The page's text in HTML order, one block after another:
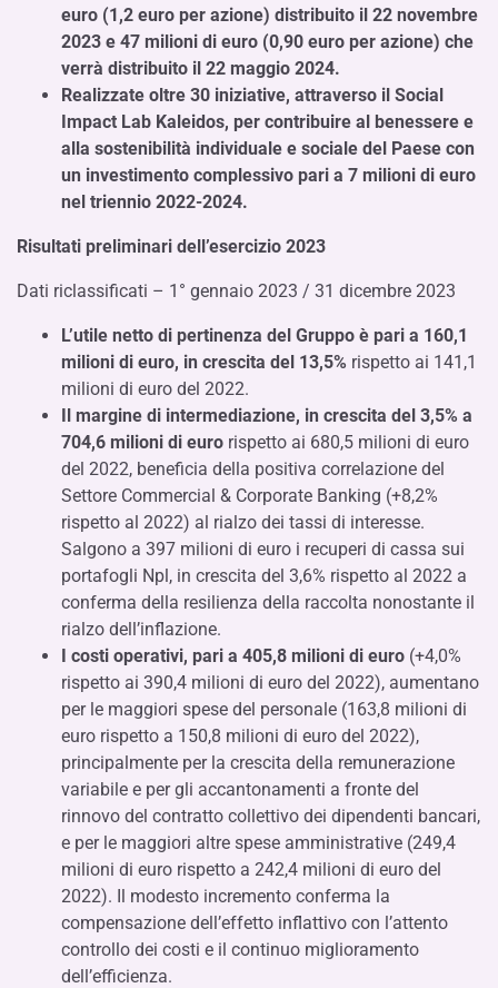
euro (1,2 euro per azione) distribuito il 22 novembre
2023 e 47 milioni di euro (0,90 euro per azione) che
verrà distribuito il 22 maggio 2024.
Realizzate oltre 30 iniziative, attraverso il Social
Impact Lab Kaleidos, per contribuire al benessere e
alla sostenibilità individuale e sociale del Paese con
un investimento complessivo pari a 7 milioni di euro
nel triennio 2022-2024.
Risultati preliminari dell’esercizio 2023
Dati riclassificati – 1° gennaio 2023 / 31 dicembre 2023
L’utile netto di pertinenza del Gruppo è pari a 160,1
milioni di euro, in crescita del 13,5% rispetto ai 141,1
milioni di euro del 2022.
Il margine di intermediazione, in crescita del 3,5% a
704,6 milioni di euro rispetto ai 680,5 milioni di euro
del 2022, beneficia della positiva correlazione del
Settore Commercial & Corporate Banking (+8,2%
rispetto al 2022) al rialzo dei tassi di interesse.
Salgono a 397 milioni di euro i recuperi di cassa sui
portafogli Npl, in crescita del 3,6% rispetto al 2022 a
conferma della resilienza della raccolta nonostante il
rialzo dell’inflazione.
I costi operativi, pari a 405,8 milioni di euro (+4,0%
rispetto ai 390,4 milioni di euro del 2022), aumentano
per le maggiori spese del personale (163,8 milioni di
euro rispetto a 150,8 milioni di euro del 2022),
principalmente per la crescita della remunerazione
variabile e per gli accantonamenti a fronte del
rinnovo del contratto collettivo dei dipendenti bancari,
e per le maggiori altre spese amministrative (249,4
milioni di euro rispetto a 242,4 milioni di euro del
2022). Il modesto incremento conferma la
compensazione dell’effetto inflattivo con l’attento
controllo dei costi e il continuo miglioramento
dell’efficienza.